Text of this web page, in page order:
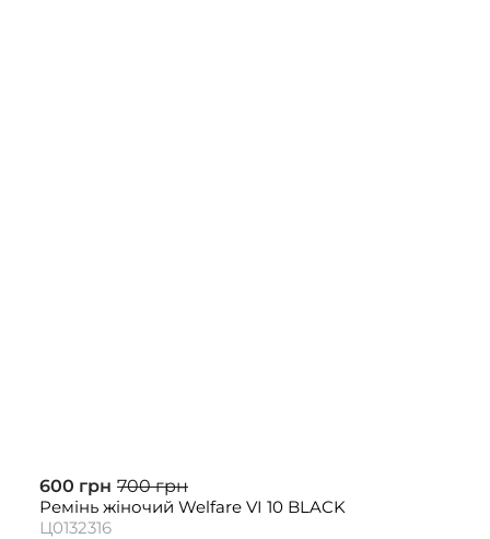
600 грн 700 грн
Ремінь жіночий Welfare VI 10 BLACK
Ц0132316